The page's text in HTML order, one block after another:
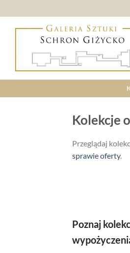
to
content
Kolekcje
Przeglądaj
sprawie oferty.
Poznaj